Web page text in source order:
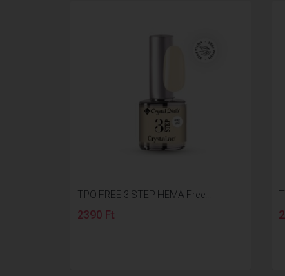
TPO FREE 3 STEP HEMA Free...
2390 Ft